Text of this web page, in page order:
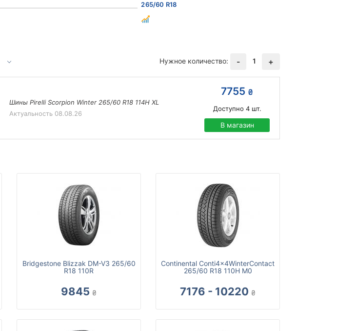
265/60 R18
Нужное количество: - 1 +
Шины Pirelli Scorpion Winter 265/60 R18 114H XL
Актуальность 08.08.26
7755 ₴
Доступно 4шт.
В магазин
Bridgestone Blizzak DM-V3 265/60
R18 110R
9845 ₴
Continental Conti4x4WinterContact
265/60 R18 110H M0
7176 - 10220 ₴